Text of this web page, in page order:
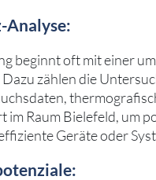
Analyse:
beginnt oft mit einer
zählen die
im Raum Bielefeld, um
Geräte oder